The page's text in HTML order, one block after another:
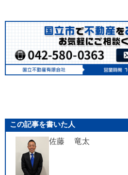
この記事を書いた人
佐藤 竜太